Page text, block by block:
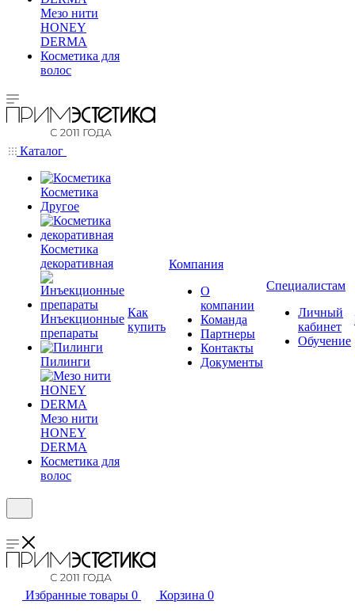
Мезо нити
HONEY
DERMA
Косметика для
волос
Каталог
Косметика
Другое
Косметика
декоративная
Инъекционные
препараты
Пилинги
Мезо нити
HONEY
DERMA
Косметика для
волос
Как
купить
Компания
О
компании
Команда
Партнеры
Контакты
Документы
Специалистам
Личный
кабинет
Обучение
Избранные товары 0 Корзина 0